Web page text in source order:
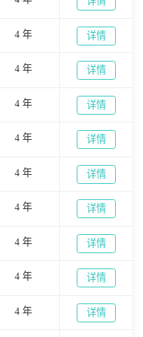
4 年 详情
4 年 详情
4 年 详情
4 年 详情
4 年 详情
4 年 详情
4 年 详情
4 年 详情
4 年 详情